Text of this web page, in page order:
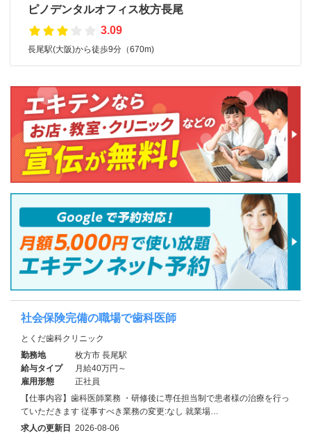
ピノデンタルオフィス枚方長尾
3.09
長尾駅(大阪)から徒歩9分（670m)
社会保険完備の職場で歯科医師
とくだ歯科クリニック
勤務地
枚方市 長尾駅
給与タイプ
月給40万円～
雇用形態
正社員
【仕事内容】歯科医師業務 ・研修後に専任担当制で患者様の治療を行っ
ていただきます 従事すべき業務の変更:なし 就業場…
求人の更新日 2026-08-06